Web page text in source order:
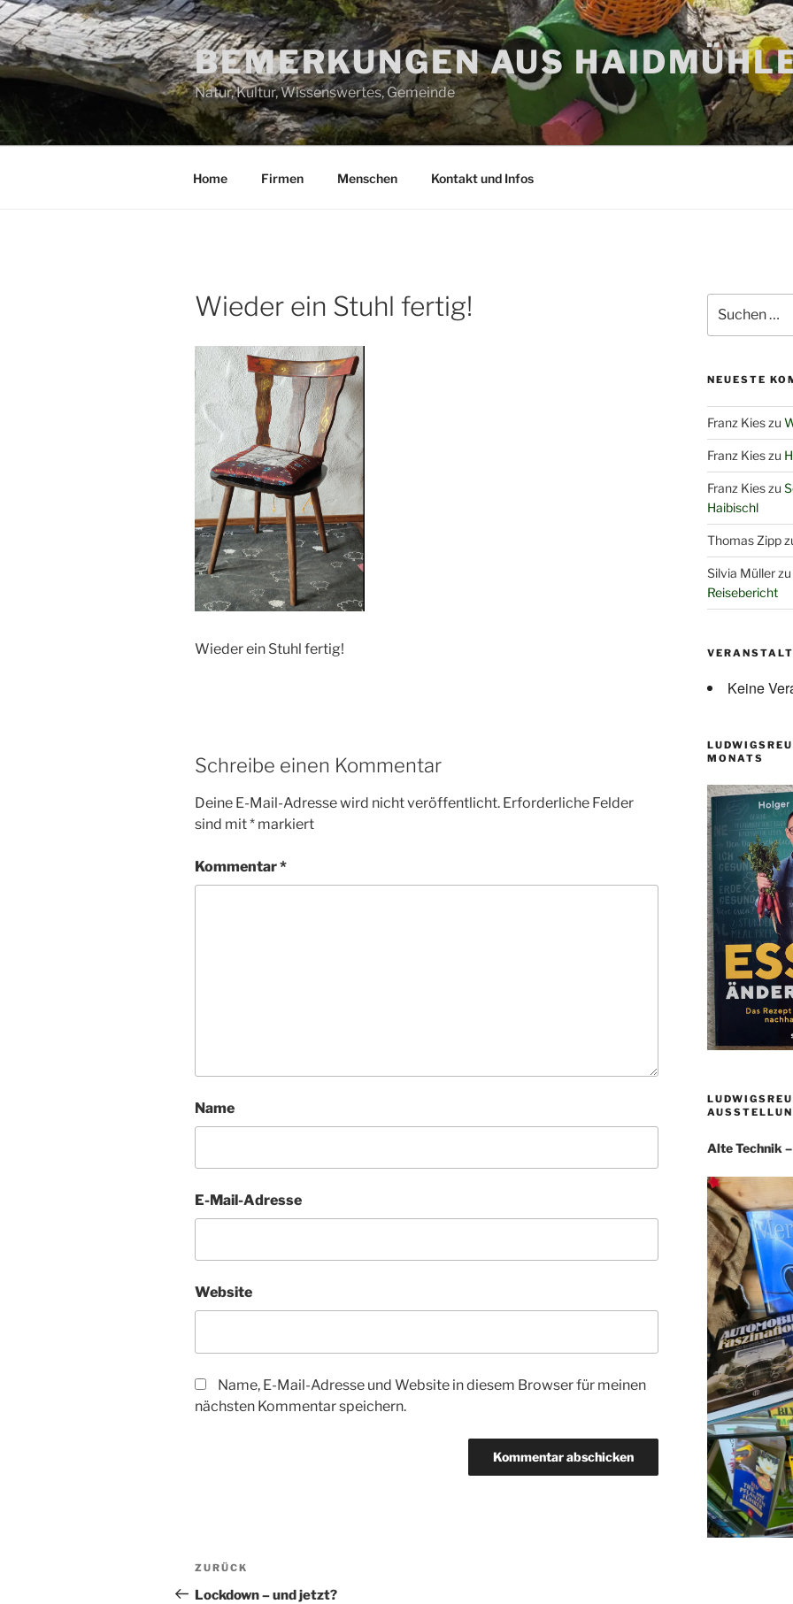
Zum
Inhalt
springen
BEMERKUNGEN AUS
Natur, Kultur, Wissenswertes, Gemeinde
Home Firmen Menschen Kontakt und Infos
Wieder ein Stuhl fertig!
Wieder ein Stuhl fertig!
Schreibe einen Kommentar
Deine E-Mail-Adresse wird nicht veröffentlicht. Erforderliche Felder
sind mit* markiert
Kommentar*
Name
E-Mail-Adresse
Website
Name, E-Mail-Adresse und Website in diesem Browser für meinen
nächsten Kommentar speichern.
Beitragsnavigation
Vorheriger
Beitrag
ZURÜCK
Lockdown – und jetzt?
nach:
NEUESTE
Franz Kieszu
Franz Kieszu
Franz Kieszu
Haibischl
Thomas Zipp
Silvia Müllerzu
Reisebericht
Keine
MONATS
Alte Technik